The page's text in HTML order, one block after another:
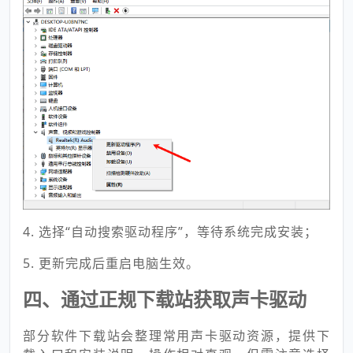
4. 选择“自动搜索驱动程序”，等待系统完成安装；
5. 更新完成后重启电脑生效。
四、通过正规下载站获取声卡驱动
部分软件下载站会整理常用声卡驱动资源，提供下